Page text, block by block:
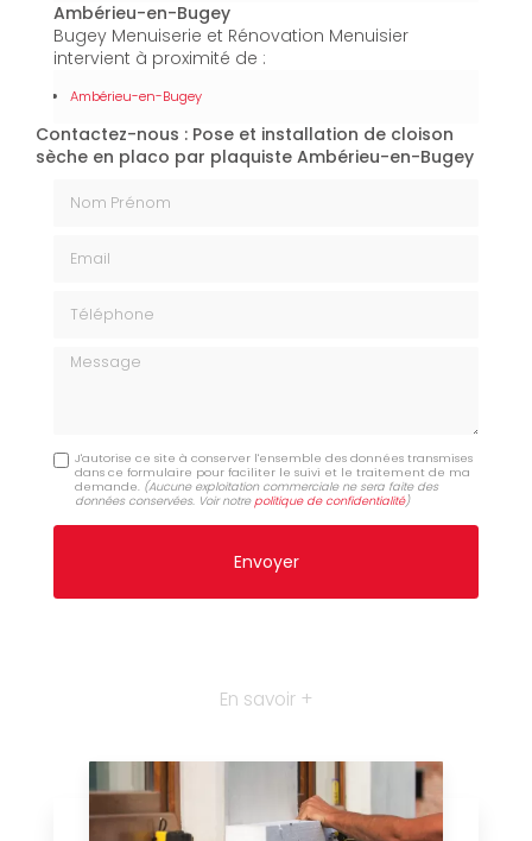
Ambérieu-en-Bugey
Bugey Menuiserie et Rénovation Menuisier
intervient à proximité de :
Ambérieu-en-Bugey
Contactez-nous : Pose et installation de cloison
sèche en placo par plaquiste Ambérieu-en-Bugey
Message
J'autorise ce site à conserver l'ensemble des données transmises
dans ce formulaire pour faciliter le suivi et le traitement de ma
demande. (Aucune exploitation commerciale ne sera faite des
données conservées. Voir notrepolitique de confidentialité)
En savoir +